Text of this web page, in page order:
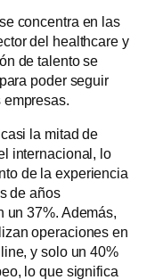
concentra en las
del healthcare y
de talento se
poder seguir
la mitad de
internacional, lo
de la experiencia
de años
un 37%. Además,
operaciones en
y solo un 40%
lo que significa